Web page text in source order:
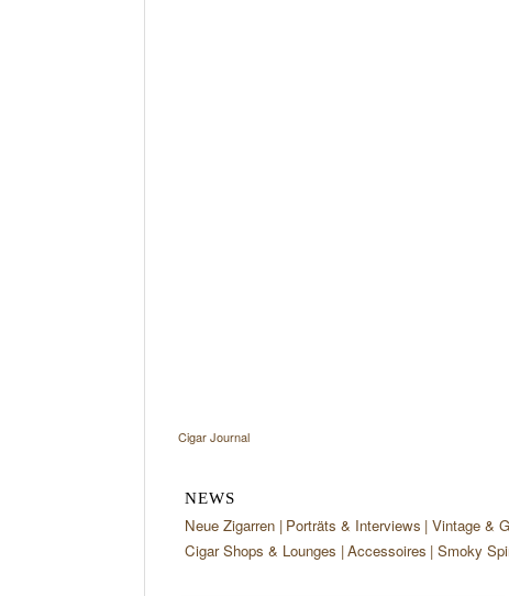
Cigar Journal
NEWS
Neue Zigarren Porträts & Interviews Vintage &
Cigar Shops & Lounges Accessoires Smoky